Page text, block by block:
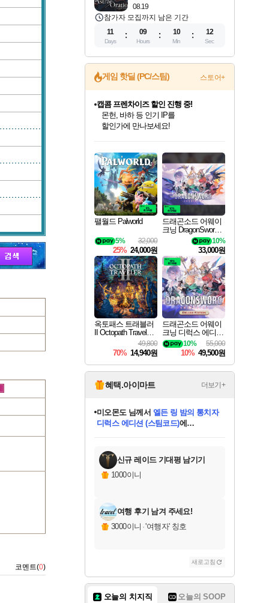
코멘트(0)
08.19
참가자 모집까지 남은 기간
11
Days
09
Hours
10
Min
11
Sec
게임 핫딜 (PC/스팀) 스토어+
최대 90% 할인가를 만나보세요!
네이버혜택과 함께 만나보세요!
50%할인&추가 적립까지!
네이버 포인트 혜택까지!
이니&베니 혜택까지!
네이버 혜택가와 함께 예약하세요!
할인&네이버혜택으로 만나보세요!
네이버페이 혜택과 만나보세요!
40주년 프로모션으로 만나보세요!
캡콤 프렌차이즈 할인 진행 중!
몬헌, 바하 등 인기 IP를
할인가에 만나보세요!
일부 에디션 상시 할인!
혜택으로 예약 판매 중
편안하게 충전하세요
팰월드 Palworld
32,000
5%
25% 24,000원
드래곤소드 어웨이
크닝 DragonSword A
10%
33,000원
옥토패스 트래블러
II Octopath Traveler I
49,800
70% 14,940원
드래곤소드 어웨이
크닝 디럭스 에디션
DragonSword Awake
ning Deluxe Edition
55,000
10%
10% 49,500원
혜택.아이마트 더보기+
교환.
당첨되셨습니다.
당첨되셨습니다.
당첨되셨습니다.
미오몬도님께서 엘든 링 밤의 통치자
디럭스 에디션 (스팀코드)에
당첨되셨습니다.
당첨되셨습니다.
당첨되셨습니다.
에디션 (스팀코드)를 교환.
당첨되셨습니다.
신규 레이드 기대평 남기기
1000이니
여행 후기 남겨 주세요!
3000이니 ·'여행자' 칭호
새로고침
오늘의 치지직 오늘의 SOOP